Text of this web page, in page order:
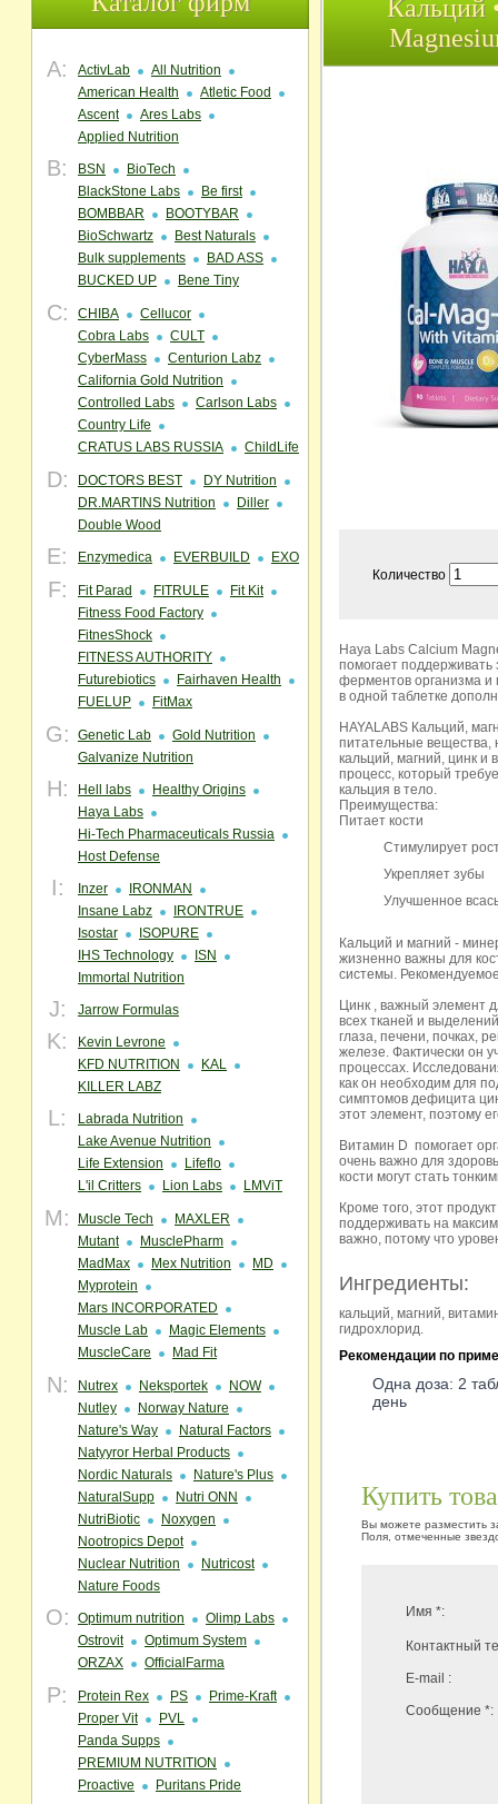
A: ActivLab
All Nutrition
American Health
Atletic Food
Ascent
Ares Labs
Applied Nutrition
B: BSN
BioTech
BlackStone Labs
Be first
BOMBBAR
BOOTYBAR
BioSchwartz
Best Naturals
Bulk supplements
BAD ASS
BUCKED UP
Bene Tiny
C: CHIBA
Cellucor
Cobra Labs
CULT
CyberMass
Centurion Labz
California Gold Nutrition
Controlled Labs
Carlson Labs
Country Life
CRATUS LABS RUSSIA
ChildLife
D: DOCTORS BEST
DY Nutrition
DR.MARTINS Nutrition
Diller
Double Wood
E: Enzymedica EVERBUILD EXO
F: Fit Parad FITRULE
Fit Kit
Fitness Food Factory
FitnesShock
FITNESS AUTHORITY
Futurebiotics
Fairhaven Health
FUELUP
FitMax
G: Genetic Lab
Gold Nutrition
Galvanize Nutrition
H: Hell labs
Healthy Origins
Haya Labs
Hi-Tech Pharmaceuticals Russia
Host Defense
I: Inzer
IRONMAN
Insane Labz
IRONTRUE
Isostar
ISOPURE
IHS Technology
ISN
Immortal Nutrition
J: Jarrow Formulas
K:
Kevin Levrone
KFD NUTRITION
KAL
KILLER LABZ
L:
Labrada Nutrition
Lake Avenue Nutrition
Life Extension
Lifeflo
L'il Critters
Lion Labs LMViT
M: Muscle Tech
MAXLER
Mutant
MusclePharm
MadMax
Mex Nutrition
MD
Myprotein
Mars INCORPORATED
Muscle Lab
Magic Elements
MuscleCare
Mad Fit
N: Nutrex Neksportek
NOW
Nutley
Norway Nature
Nature's Way
Natural Factors
Natyyror Herbal Products
Nordic Naturals
Nature's Plus
NaturalSupp
Nutri ONN
NutriBiotic
Noxygen
Nootropics Depot
Nuclear Nutrition
Nutricost
Nature Foods
O: Optimum nutrition
Olimp Labs
Ostrovit
Optimum System
ORZAX
OfficialFarma
P: Protein Rex PS
Prime-Kraft
Proper Vit
PVL
Panda Supps
PREMIUM NUTRITION
Proactive
Puritans Pride
Кальций
Количество
Haya Labs Calcium
помогает поддерживать
ферментов организма и
в одной таблетке
HAYALABS Кальций,
питательные вещества,
кальций, магний, цинк и
процесс, который
кальция в тело.
Преимущества:
Питает кости
Стимулирует
Укрепляет зубы
Улучшенное
Кальций и магний -
жизненно важны для
системы.
Цинк , важный элемент
всех тканей и
глаза, печени, почках,
железе. Фактически он
процессах.
как он необходим для
симптомов дефицита
этот элемент, поэтому
Витамин D помогает
очень важно для
кости могут стать
Кроме того, этот
поддерживать на
важно, потому что
Ингредиенты:
кальций, магний,
гидрохлорид.
Рекомендации по
Одна доза: 2
день
Купить
Вы можете разместить
Поля, отмеченные
Имя *:
Контактный
E-mail :
Сообщение *: